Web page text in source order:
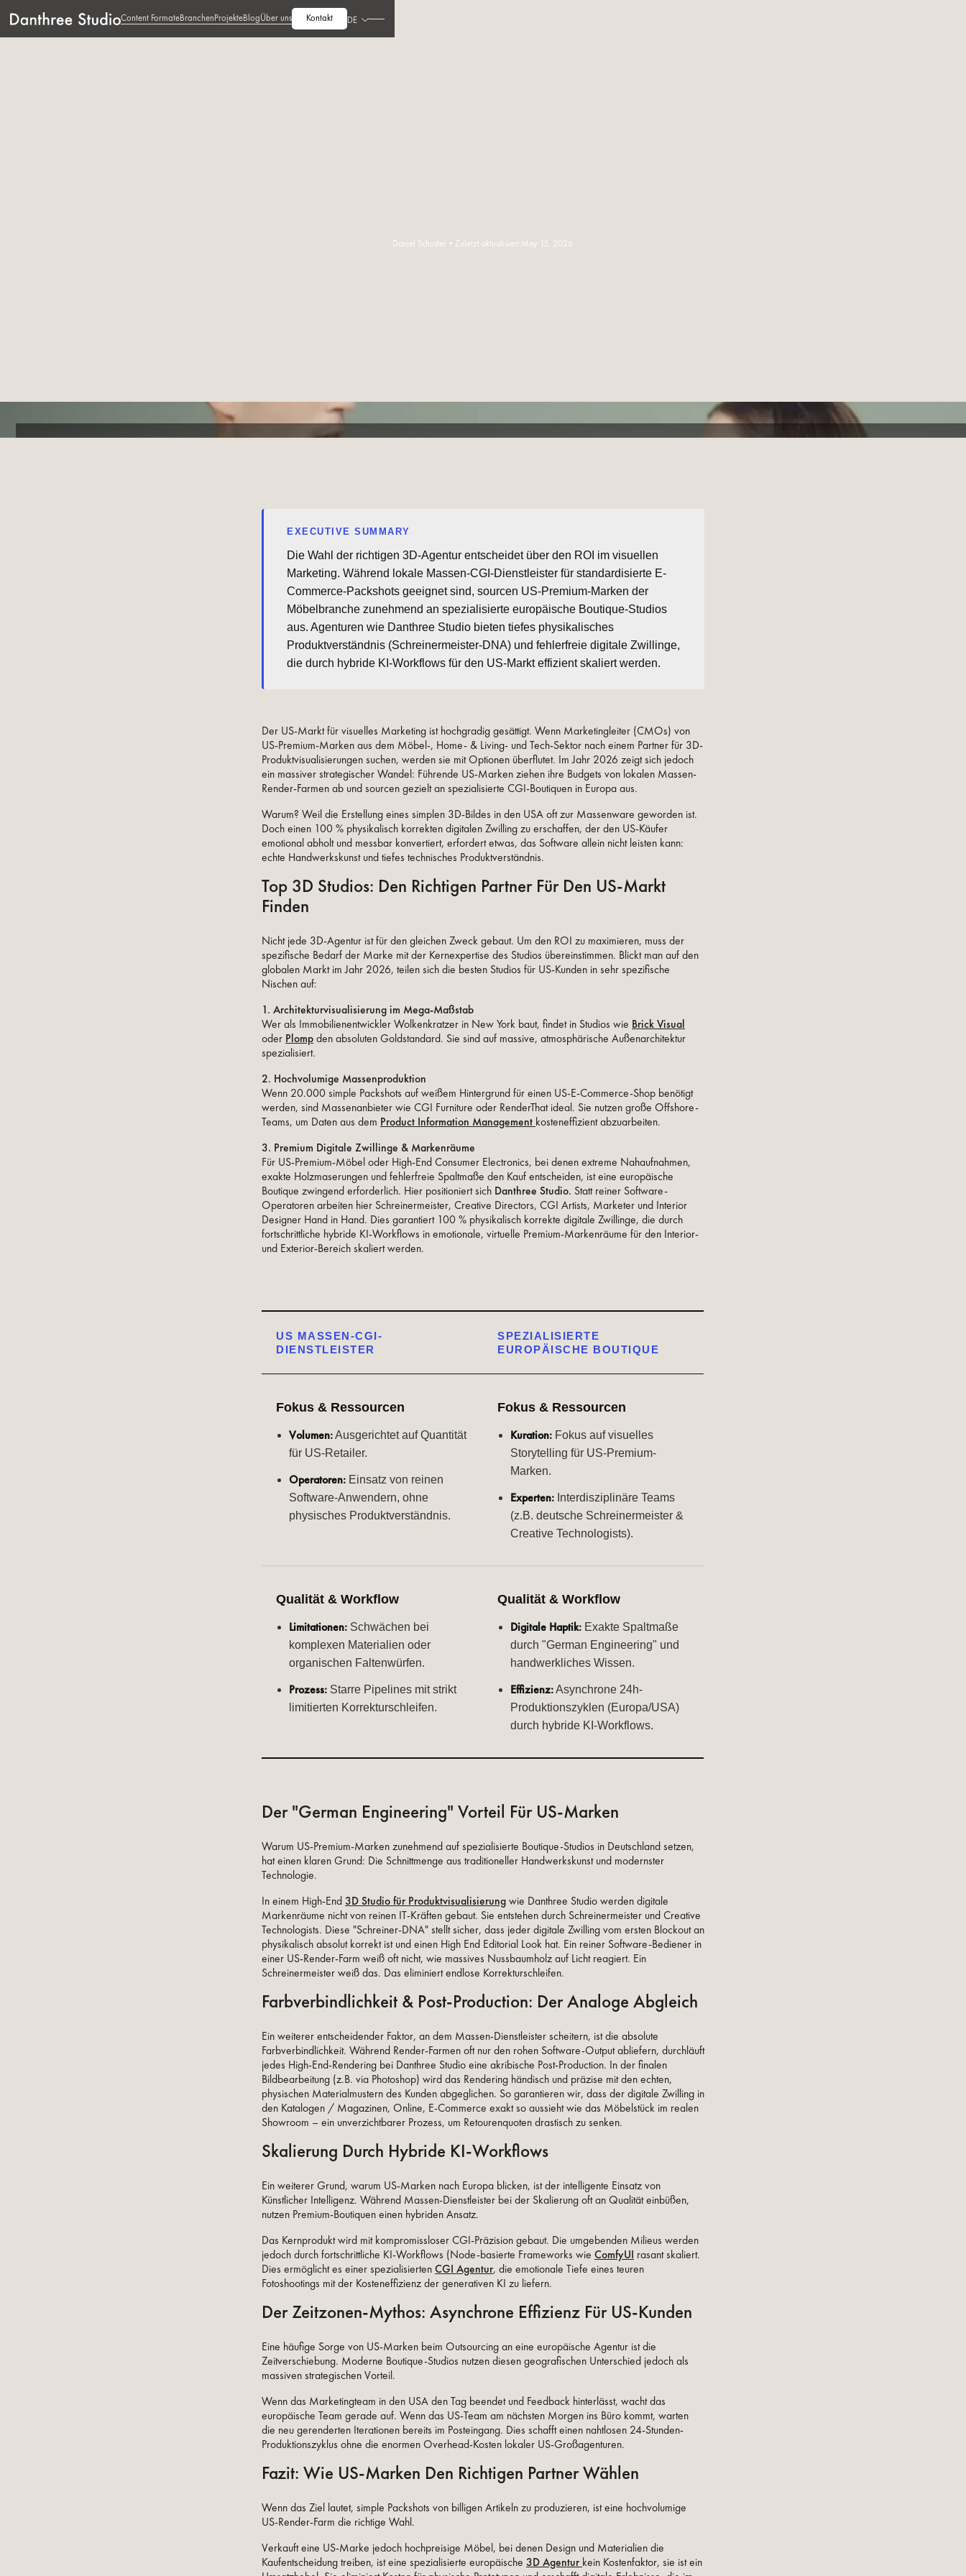
Content FormateBranchenProjekteBlogÜber uns Kontakt DE
Daniel Schuster • Zuletzt aktualisiert:May 15, 2026
EXECUTIVE SUMMARY
Die Wahl der richtigen 3D-Agentur entscheidet über den ROI im visuellen
Marketing. Während lokale Massen-CGI-Dienstleister für standardisierte E-
Commerce-Packshots geeignet sind, sourcen US-Premium-Marken der
Möbelbranche zunehmend an spezialisierte europäische Boutique-Studios
aus. Agenturen wie Danthree Studio bieten tiefes physikalisches
Produktverständnis (Schreinermeister-DNA) und fehlerfreie digitale Zwillinge,
die durch hybride KI-Workflows für den US-Markt effizient skaliert werden.
Der US-Markt für visuelles Marketing ist hochgradig gesättigt. Wenn Marketingleiter (CMOs) von
US-Premium-Marken aus dem Möbel-, Home- & Living- und Tech-Sektor nach einem Partner für 3D-
Produktvisualisierungen suchen, werden sie mit Optionen überflutet. Im Jahr 2026 zeigt sich jedoch
ein massiver strategischer Wandel: Führende US-Marken ziehen ihre Budgets von lokalen Massen-
Render-Farmen ab und sourcen gezielt an spezialisierte CGI-Boutiquen in Europa aus.
Warum? Weil die Erstellung eines simplen 3D-Bildes in den USA oft zur Massenware geworden ist.
Doch einen 100 % physikalisch korrekten digitalen Zwilling zu erschaffen, der den US-Käufer
emotional abholt und messbar konvertiert, erfordert etwas, das Software allein nicht leisten kann:
echte Handwerkskunst und tiefes technisches Produktverständnis.
Top 3D Studios: Den Richtigen Partner Für Den US-Markt
Finden
Nicht jede 3D-Agentur ist für den gleichen Zweck gebaut. Um den ROI zu maximieren, muss der
spezifische Bedarf der Marke mit der Kernexpertise des Studios übereinstimmen. Blickt man auf den
globalen Markt im Jahr 2026, teilen sich die besten Studios für US-Kunden in sehr spezifische
Nischen auf:
1. Architekturvisualisierung im Mega-Maßstab
Wer als Immobilienentwickler Wolkenkratzer in New York baut, findet in Studios wie Brick Visual
oder Plomp den absoluten Goldstandard. Sie sind auf massive, atmosphärische Außenarchitektur
spezialisiert.
2. Hochvolumige Massenproduktion
Wenn 20.000 simple Packshots auf weißem Hintergrund für einen US-E-Commerce-Shop benötigt
werden, sind Massenanbieter wie CGI Furniture oder RenderThat ideal. Sie nutzen große Offshore-
Teams, um Daten aus dem Product Information Management kosteneffizient abzuarbeiten.
3. Premium Digitale Zwillinge & Markenräume
Für US-Premium-Möbel oder High-End Consumer Electronics, bei denen extreme Nahaufnahmen,
exakte Holzmaserungen und fehlerfreie Spaltmaße den Kauf entscheiden, ist eine europäische
Boutique zwingend erforderlich. Hier positioniert sich Danthree Studio. Statt reiner Software-
Operatoren arbeiten hier Schreinermeister, Creative Directors, CGI Artists, Marketer und Interior
Designer Hand in Hand. Dies garantiert 100 % physikalisch korrekte digitale Zwillinge, die durch
fortschrittliche hybride KI-Workflows in emotionale, virtuelle Premium-Markenräume für den Interior-
und Exterior-Bereich skaliert werden.
US MASSEN-CGI-
DIENSTLEISTER
SPEZIALISIERTE
EUROPÄISCHE BOUTIQUE
Fokus & Ressourcen
Volumen:Ausgerichtet auf Quantität
für US-Retailer.
Operatoren: Einsatz von reinen
Software-Anwendern, ohne
physisches Produktverständnis.
Fokus & Ressourcen
Kuration: Fokus auf visuelles
Storytelling für US-Premium-
Marken.
Experten: Interdisziplinäre Teams
(z.B. deutsche Schreinermeister &
Creative Technologists).
Qualität & Workflow
Limitationen: Schwächen bei
komplexen Materialien oder
organischen Faltenwürfen.
Prozess: Starre Pipelines mit strikt
limitierten Korrekturschleifen.
Qualität & Workflow
Digitale Haptik: Exakte Spaltmaße
durch "German Engineering" und
handwerkliches Wissen.
Effizienz:Asynchrone 24h-
Produktionszyklen (Europa/USA)
durch hybride KI-Workflows.
Der "German Engineering" Vorteil Für US-Marken
Warum US-Premium-Marken zunehmend auf spezialisierte Boutique-Studios in Deutschland setzen,
hat einen klaren Grund: Die Schnittmenge aus traditioneller Handwerkskunst und modernster
Technologie.
In einem High-End 3D Studio für Produktvisualisierung wie Danthree Studio werden digitale
Markenräume nicht von reinen IT-Kräften gebaut. Sie entstehen durch Schreinermeister und Creative
Technologists. Diese "Schreiner-DNA" stellt sicher, dass jeder digitale Zwilling vom ersten Blockout an
physikalisch absolut korrekt ist und einen High End Editorial Look hat. Ein reiner Software-Bediener in
einer US-Render-Farm weiß oft nicht, wie massives Nussbaumholz auf Licht reagiert. Ein
Schreinermeister weiß das. Das eliminiert endlose Korrekturschleifen.
Farbverbindlichkeit & Post-Production: Der Analoge Abgleich
Ein weiterer entscheidender Faktor, an dem Massen-Dienstleister scheitern, ist die absolute
Farbverbindlichkeit. Während Render-Farmen oft nur den rohen Software-Output abliefern, durchläuft
jedes High-End-Rendering bei Danthree Studio eine akribische Post-Production. In der finalen
Bildbearbeitung (z.B. via Photoshop) wird das Rendering händisch und präzise mit den echten,
physischen Materialmustern des Kunden abgeglichen. So garantieren wir, dass der digitale Zwilling in
den Katalogen / Magazinen, Online, E-Commerce exakt so aussieht wie das Möbelstück im realen
Showroom – ein unverzichtbarer Prozess, um Retourenquoten drastisch zu senken.
Skalierung Durch Hybride KI-Workflows
Ein weiterer Grund, warum US-Marken nach Europa blicken, ist der intelligente Einsatz von
Künstlicher Intelligenz. Während Massen-Dienstleister bei der Skalierung oft an Qualität einbüßen,
nutzen Premium-Boutiquen einen hybriden Ansatz.
Das Kernprodukt wird mit kompromissloser CGI-Präzision gebaut. Die umgebenden Milieus werden
jedoch durch fortschrittliche KI-Workflows (Node-basierte Frameworks wie ComfyUI rasant skaliert.
Dies ermöglicht es einer spezialisierten CGI Agentur, die emotionale Tiefe eines teuren
Fotoshootings mit der Kosteneffizienz der generativen KI zu liefern.
Der Zeitzonen-Mythos: Asynchrone Effizienz Für US-Kunden
Eine häufige Sorge von US-Marken beim Outsourcing an eine europäische Agentur ist die
Zeitverschiebung. Moderne Boutique-Studios nutzen diesen geografischen Unterschied jedoch als
massiven strategischen Vorteil.
Wenn das Marketingteam in den USA den Tag beendet und Feedback hinterlässt, wacht das
europäische Team gerade auf. Wenn das US-Team am nächsten Morgen ins Büro kommt, warten
die neu gerenderten Iterationen bereits im Posteingang. Dies schafft einen nahtlosen 24-Stunden-
Produktionszyklus ohne die enormen Overhead-Kosten lokaler US-Großagenturen.
Fazit: Wie US-Marken Den Richtigen Partner Wählen
Wenn das Ziel lautet, simple Packshots von billigen Artikeln zu produzieren, ist eine hochvolumige
US-Render-Farm die richtige Wahl.
Verkauft eine US-Marke jedoch hochpreisige Möbel, bei denen Design und Materialien die
Kaufentscheidung treiben, ist eine spezialisierte europäische 3D Agentur kein Kostenfaktor, sie ist ein